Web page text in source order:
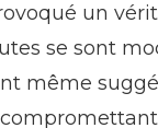
un
se sont
même